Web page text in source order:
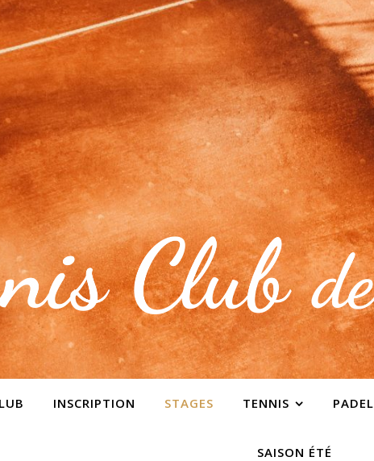
INSCRIPTION STAGES TENNIS PADEL
SAISON ÉTÉ